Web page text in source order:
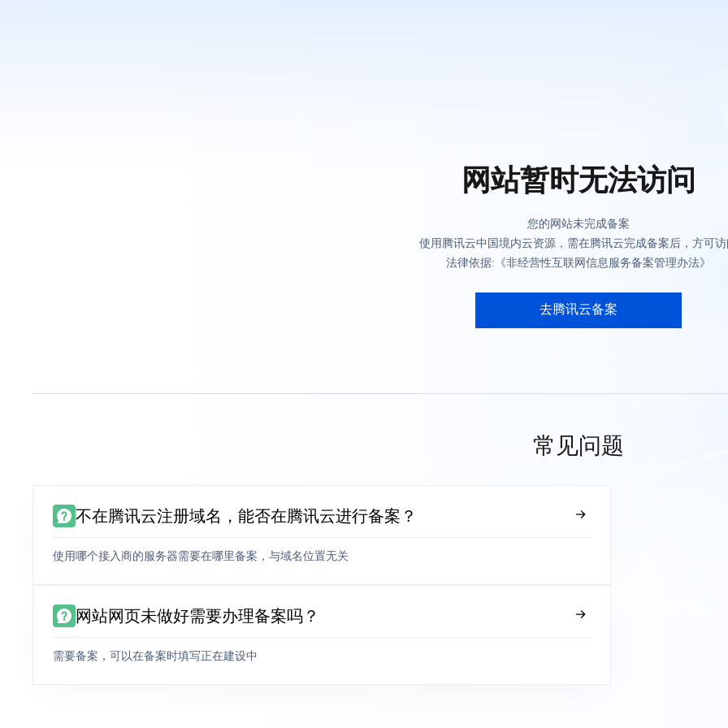
网站暂时无法访问
您的网站未完成备案
使用腾讯云中国境内云资源，需在腾讯云完成备案后，方可
法律依据:《非经营性互联网信息服务备案管理办法》
去腾讯云备案
常见问题
不在腾讯云注册域名，能否在腾讯云进行备案？
使用哪个接入商的服务器需要在哪里备案，与域名位置无关
网站网页未做好需要办理备案吗？
需要备案，可以在备案时填写正在建设中